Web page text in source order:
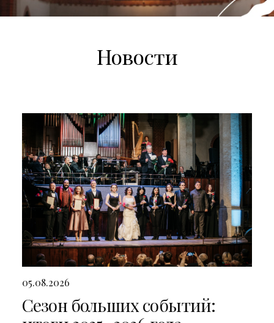
Новости
05.08.2026
Сезон больших событий: